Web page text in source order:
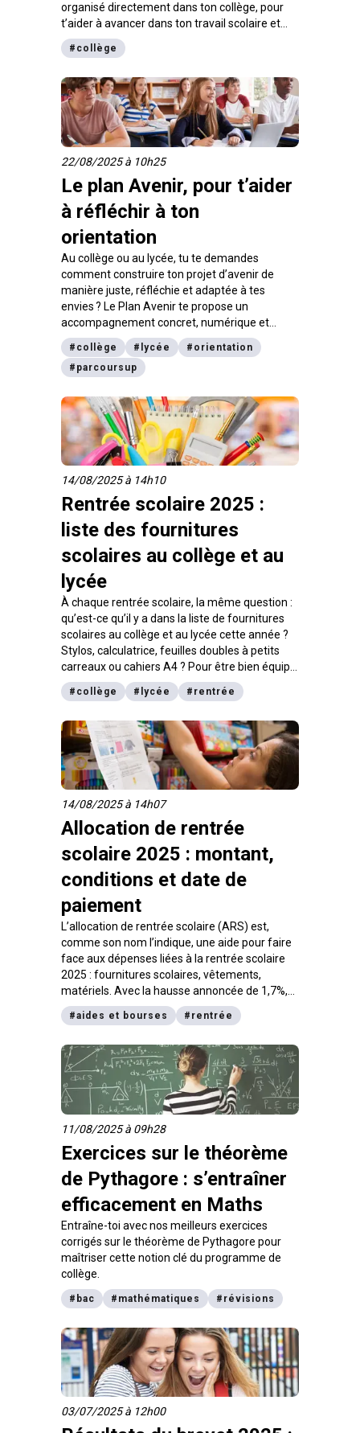
organisé directement dans ton collège, pour
t’aider à avancer dans ton travail scolaire et
rentrer chez toi plus serein. Comment ça
marche ? On t’explique ici.
# collège
22/08/2025 à 10h25
Le plan Avenir, pour t’aider
à réfléchir à ton
orientation
Au collège ou au lycée, tu te demandes
comment construire ton projet d’avenir de
manière juste, réfléchie et adaptée à tes
envies ? Le Plan Avenir te propose un
accompagnement concret, numérique et
humain pour devenir acteur de ton parcours et
préparer ton avenir durablement. On t’en parle
ici.
# collège # lycée # orientation
# parcoursup
14/08/2025 à 14h10
Rentrée scolaire 2025 :
liste des fournitures
scolaires au collège et au
lycée
À chaque rentrée scolaire, la même question :
qu’est-ce qu’il y a dans la liste de fournitures
scolaires au collège et au lycée cette année ?
Stylos, calculatrice, feuilles doubles à petits
carreaux ou cahiers A4 ? Pour être bien équipé,
digiSchool te propose une liste type du
matériel scolaire dont tu vas avoir besoin de la
# collège # lycée # rentrée
14/08/2025 à 14h07
Allocation de rentrée
scolaire 2025 : montant,
conditions et date de
paiement
L’allocation de rentrée scolaire (ARS) est,
comme son nom l’indique, une aide pour faire
face aux dépenses liées à la rentrée scolaire
2025 : fournitures scolaires, vêtements,
matériels. Avec la hausse annoncée de 1,7%,
quel est le montant de l’ARS, quelles sont les
conditions d’attribution ? Quand sera versée
#aides et bourses # rentrée
11/08/2025 à 09h28
Exercices sur le théorème
de Pythagore : s’entraîner
efficacement en Maths
Entraîne-toi avec nos meilleurs exercices
corrigés sur le théorème de Pythagore pour
maîtriser cette notion clé du programme de
collège.
# bac # mathématiques # révisions
03/07/2025 à 12h00